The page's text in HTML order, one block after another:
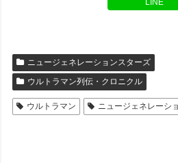
LINE
ニュージェネレーションスターズ
ウルトラマン列伝・クロニクル
ウルトラマン ニュージェネレーシ